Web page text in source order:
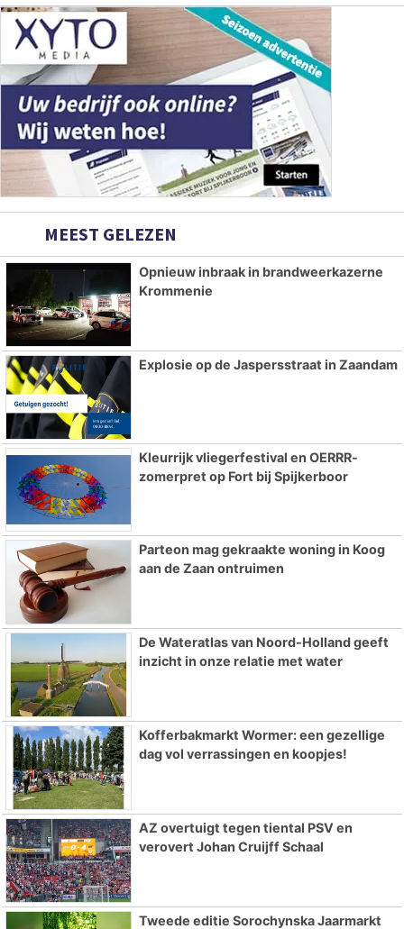
MEEST GELEZEN
Opnieuw inbraak in brandweerkazerne
Krommenie
Explosie op de Jaspersstraat in Zaandam
Kleurrijk vliegerfestival en OERRR-
zomerpret op Fort bij Spijkerboor
Parteon mag gekraakte woning in Koog
aan de Zaan ontruimen
De Wateratlas van Noord-Holland geeft
inzicht in onze relatie met water
Kofferbakmarkt Wormer: een gezellige
dag vol verrassingen en koopjes!
AZ overtuigt tegen tiental PSV en
verovert Johan Cruijff Schaal
Tweede editie Sorochynska Jaarmarkt